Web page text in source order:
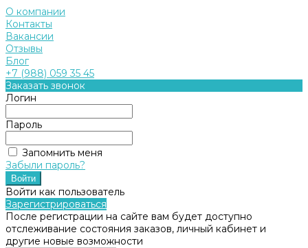
О компании
Контакты
Вакансии
Отзывы
Блог
+7 (988) 059 35 45
Заказать звонок
Логин
Пароль
Запомнить меня
Забыли пароль?
Войти как пользователь
Зарегистрироваться
После регистрации на сайте вам будет доступно
отслеживание состояния заказов, личный кабинет и
другие новые возможности